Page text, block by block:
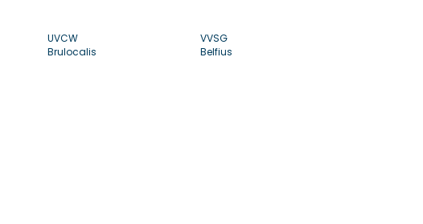
UVCW
Brulocalis
VVSG
Belfius